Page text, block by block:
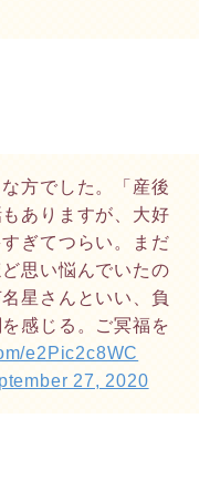
方でした。「産後
ありますが、大好
ぎてつらい。まだ
思い悩んでいたの
星さんといい、負
感じる。ご冥福を
e2Pic2c8WC
27, 2020